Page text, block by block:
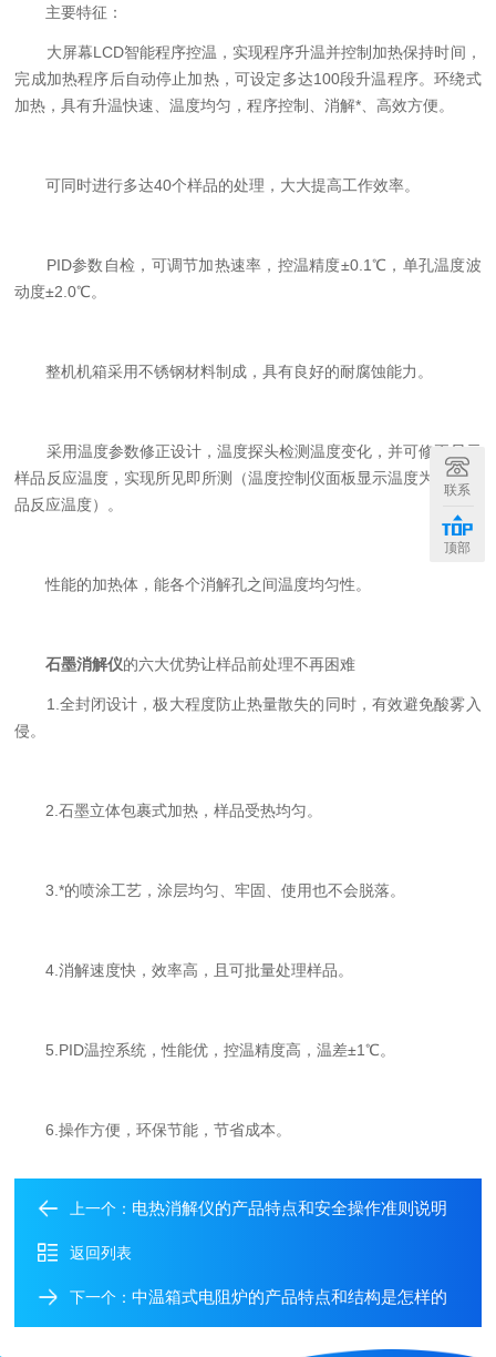
主要特征：
大屏幕LCD智能程序控温，实现程序升温并控制加热保持时间，
完成加热程序后自动停止加热，可设定多达100段升温程序。环绕式
加热，具有升温快速、温度均匀，程序控制、消解*、高效方便。
可同时进行多达40个样品的处理，大大提高工作效率。
PID参数自检，可调节加热速率，控温精度±0.1℃，单孔温度波
动度±2.0℃。
整机机箱采用不锈钢材料制成，具有良好的耐腐蚀能力。
采用温度参数修正设计，温度探头检测温度变化，并可修正显示
样品反应温度，实现所见即所测（温度控制仪面板显示温度为实际样
品反应温度）。
性能的加热体，能各个消解孔之间温度均匀性。
石墨消解仪的六大优势让样品前处理不再困难
1.全封闭设计，极大程度防止热量散失的同时，有效避免酸雾入
侵。
2.石墨立体包裹式加热，样品受热均匀。
3.*的喷涂工艺，涂层均匀、牢固、使用也不会脱落。
4.消解速度快，效率高，且可批量处理样品。
5.PID温控系统，性能优，控温精度高，温差±1℃。
6.操作方便，环保节能，节省成本。
上一个： 电热消解仪的产品特点和安全操作准则说明
返回列表
下一个：中温箱式电阻炉的产品特点和结构是怎样的
联系
顶部